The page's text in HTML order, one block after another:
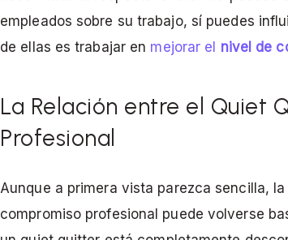
empleados sobre su trabajo, sí puedes
de ellas es trabajar en mejorar el nivel de
La Relación entre el Quiet
Profesional
Aunque a primera vista parezca sencilla,
compromiso profesional puede volverse